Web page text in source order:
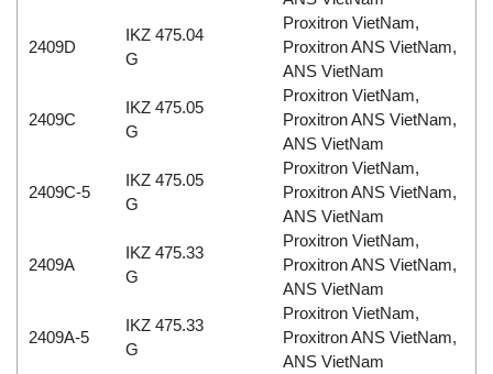
2409D
IKZ 475.04
G
Proxitron VietNam,
Proxitron ANS VietNam,
ANS VietNam
2409C
IKZ 475.05
G
Proxitron VietNam,
Proxitron ANS VietNam,
ANS VietNam
2409C-5
IKZ 475.05
G
Proxitron VietNam,
Proxitron ANS VietNam,
ANS VietNam
2409A
IKZ 475.33
G
Proxitron VietNam,
Proxitron ANS VietNam,
ANS VietNam
2409A-5
IKZ 475.33
G
Proxitron VietNam,
Proxitron ANS VietNam,
ANS VietNam